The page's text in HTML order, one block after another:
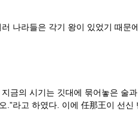
나라들은 각기 왕이 있었기 때문
금의 시기는 깃대에 묶어놓은 술
라고 하였다. 이에 任那王이 선